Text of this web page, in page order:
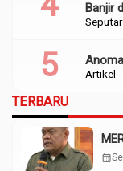
Banjir
Artikel
TERBARU
calendar_month